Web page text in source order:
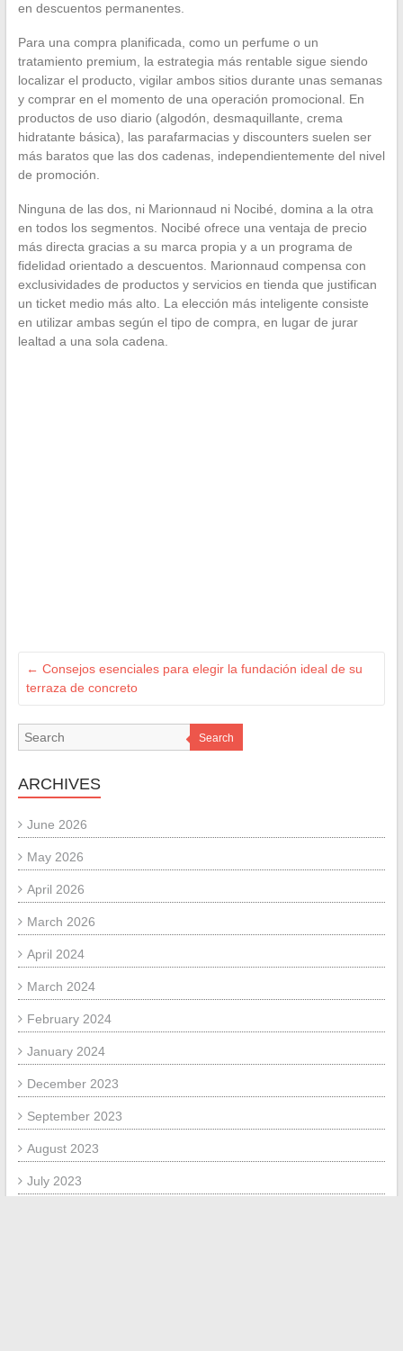
en descuentos permanentes.
Para una compra planificada, como un perfume o un
tratamiento premium, la estrategia más rentable sigue siendo
localizar el producto, vigilar ambos sitios durante unas semanas
y comprar en el momento de una operación promocional. En
productos de uso diario (algodón, desmaquillante, crema
hidratante básica), las parafarmacias y discounters suelen ser
más baratos que las dos cadenas, independientemente del nivel
de promoción.
Ninguna de las dos, ni Marionnaud ni Nocibé, domina a la otra
en todos los segmentos. Nocibé ofrece una ventaja de precio
más directa gracias a su marca propia y a un programa de
fidelidad orientado a descuentos. Marionnaud compensa con
exclusividades de productos y servicios en tienda que justifican
un ticket medio más alto. La elección más inteligente consiste
en utilizar ambas según el tipo de compra, en lugar de jurar
lealtad a una sola cadena.
← Consejos esenciales para elegir la fundación ideal de su
terraza de concreto
Search
ARCHIVES
June 2026
May 2026
April 2026
March 2026
April 2024
March 2024
February 2024
January 2024
December 2023
September 2023
August 2023
July 2023